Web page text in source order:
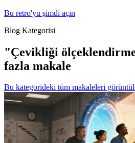
Bu retro'yu şimdi açın
Blog Kategorisi
"Çevikliği
fazla makale
Bu kategorideki tüm makaleleri